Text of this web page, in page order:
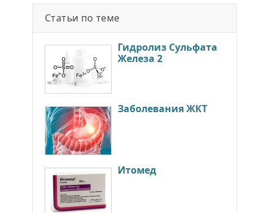
Статьи по теме
Гидролиз Сульфата
Железа 2
Заболевания ЖКТ
Итомед